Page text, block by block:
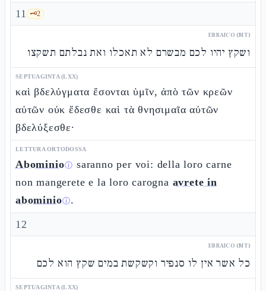
11 🗝️2
EBRAICO (MT)
ושקץ יהיו לכם מבשרם לא תאכלו ואת נבלתם תשקצו
SEPTUAGINTA (LXX)
καὶ βδελύγματα ἔσονται ὑμῖν, ἀπὸ τῶν κρεῶν
αὐτῶν οὐκ ἔδεσθε καὶ τὰ θνησιμαῖα αὐτῶν
βδελύξεσθε·
LETTURA ORTODOSSA
Abominioⓘ saranno per voi: della loro carne
non mangerete e la loro carogna avrete in
abominioⓘ.
12
EBRAICO (MT)
כל אשר אין לו סנפיר וקשקשת במים שקץ הוא לכם
SEPTUAGINTA (LXX)